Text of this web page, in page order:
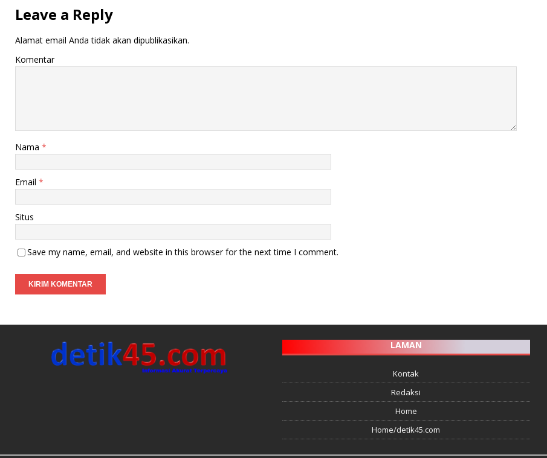
Leave a Reply
Alamat email Anda tidak akan dipublikasikan.
Komentar
Nama *
Email *
Situs
Save my name, email, and website in this browser for the next time I comment.
LAMAN
Kontak
Redaksi
Home
Home/detik45.com